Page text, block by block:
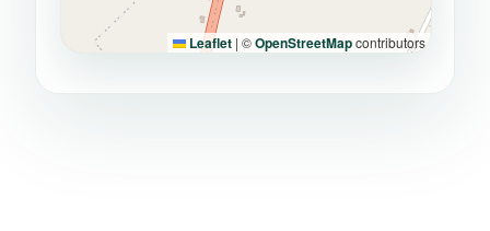
Leaflet | ©OpenStreetMapcontributors